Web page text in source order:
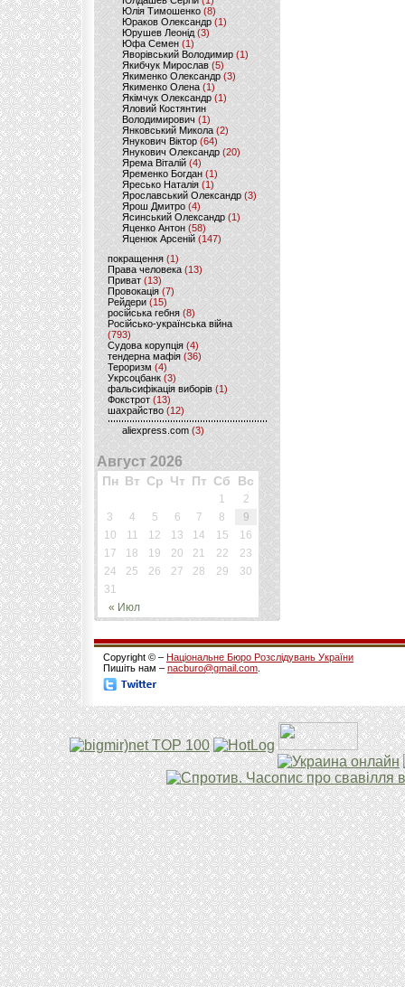
Юлія Тимошенко (8)
Юраков Олександр (1)
Юрушев Леонід (3)
Юфа Семен (1)
Яворівський Володимир (1)
Якибчук Мирослав (5)
Якименко Олександр (3)
Якименко Олена(1)
Якімчук Олександр (1)
Яловий Костянтин
Володимирович (1)
Янковський Микола(2)
Янукович Віктор (64)
Янукович Олександр(20)
Ярема Віталій(4)
Яременко Богдан(1)
Яресько Наталія(1)
Ярославський Олександр (3)
Ярош Дмитро (4)
Ясинський Олександр (1)
Яценко Антон(58)
Яценюк Арсеній (147)
покращення (1)
Права человека(13)
Приват (13)
Провокація (7)
Рейдери (15)
російська гебня (8)
Російсько-українська війна
(793)
Судова корупція (4)
тендерна мафія (36)
Тероризм (4)
Укрсоцбанк (3)
фальсифікація виборів (1)
Фокстрот(13)
шахрайство (12)
aliexpress.com (3)
Август 2026
Пн Вт Ср Чт Пт Сб Вс
« Июл
1
2
3
4 5 6 7 8
9
10
11 12 13 14 15
16
17
18 19 20 21 22
23
24
25 26 27 28 29
30
31
Copyright © – Національне Бюро Розслідувань України
Пишіть нам – nacburo@gmail.com